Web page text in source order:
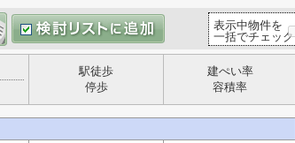
表示中物件を
一括でチェック
駅徒歩
停歩
建ぺい率
容積率